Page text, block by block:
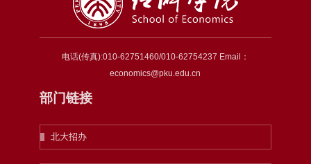
电话(传真):010-62751460/010-62754237 Email：
economics@pku.edu.cn
部门链接
北大招办